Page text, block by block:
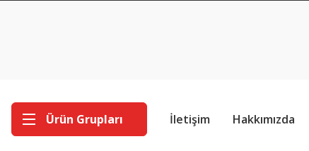
Ürün Grupları İletişim Hakkımızda